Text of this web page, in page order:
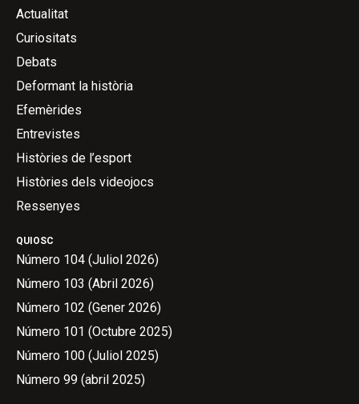
QUIOSC
Número 104 (Juliol 2026)
Número 103 (Abril 2026)
Número 102 (Gener 2026)
Número 101 (Octubre 2025)
Número 100 (Juliol 2025)
Número 99 (abril 2025)
Actualitat
Curiositats
Debats
Deformant la història
Efemèrides
Entrevistes
Històries de l’esport
Històries dels videojocs
Ressenyes